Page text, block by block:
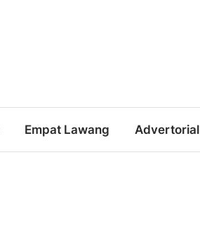
Empat Lawang Advertorial